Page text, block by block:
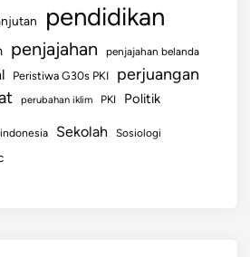
pendidikan
penjajahan penjajahan belanda
Peristiwa G30s PKI perjuangan
perubahan iklim PKI Politik
Sekolah Sosiologi